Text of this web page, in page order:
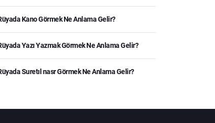
Kano Görmek Ne Anlama Gelir?
Yazı Yazmak Görmek Ne Anlama Gelir?
Suretıl nasr Görmek Ne Anlama Gelir?